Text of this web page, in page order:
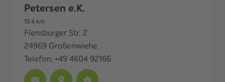
Petersen e.K.
13.4 km
Flensburger Str. 2
24969 Großenwiehe
Telefon: +49 4604 92166